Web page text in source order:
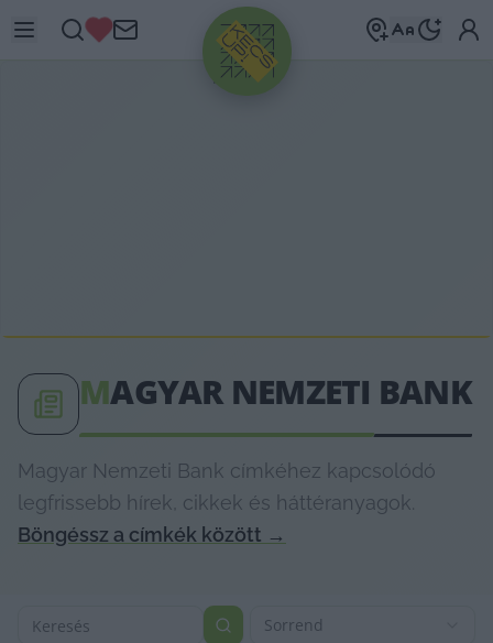
HIRDETÉS
MAGYAR NEMZETI BANK
Magyar Nemzeti Bank címkéhez kapcsolódó
legfrissebb hírek, cikkek és háttéranyagok.
Böngéssz a címkék között →
Sorrend